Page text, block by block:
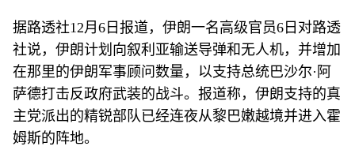
据路透社12月6日报道，伊朗一名高级官员6日对路透
社说，伊朗计划向叙利亚输送导弹和无人机，并增加
在那里的伊朗军事顾问数量，以支持总统巴沙尔·阿
萨德打击反政府武装的战斗。报道称，伊朗支持的真
主党派出的精锐部队已经连夜从黎巴嫩越境并进入霍
姆斯的阵地。